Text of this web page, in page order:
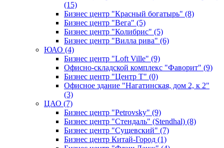
(15)
Бизнес центр "Красный богатырь" (8)
Бизнес центр "Вега" (5)
Бизнес центр "Колибрис" (5)
Бизнес центр "Вилла рива" (6)
ЮАО (4)
Бизнес центр "Loft Ville" (9)
Офисно-складской комплекс "Фаворит" (9)
Бизнес центр "Центр Т" (0)
Офисное здание "Нагатинская, дом 2, к 2"
(3)
ЦАО (7)
Бизнес центр "Petrovsky" (9)
Бизнес центр "Стендаль" (Stendhal) (8)
Бизнес центр "Сущевский" (7)
Бизнес центр Китай-Город (1)